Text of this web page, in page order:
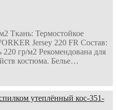
Ткань: Термостойкое
Jersey 220 FR Состав:
220 гр/м2 Рекомендована для
костюма. Белье…